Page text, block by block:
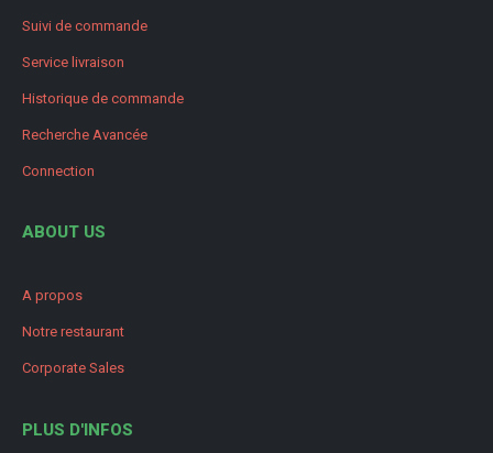
Suivi de commande
Service livraison
Historique de commande
Recherche Avancée
Connection
ABOUT US
A propos
Notre restaurant
Corporate Sales
PLUS D'INFOS